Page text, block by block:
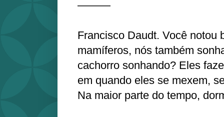
———
Francisco Daudt. Você notou
mamíferos, nós também
cachorro sonhando? Eles
em quando eles se mexem,
Na maior parte do tempo,